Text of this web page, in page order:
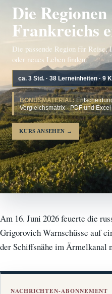
Die Regionen
Frankreichs
Die passende Region für Reise,
oder neues Leben finden.
ca. 3 Std. · 38 Lerneinheiten · 9
BONUSMATERIAL:
Vergleichsmatrix · PDF und Excel
KURS ANSEHEN →
Am 16. Juni 2026 feuerte die
Grigorovich Warnschüsse auf
der Schiffsnähe im Ärmelkanal
NACHRICHTEN-ABONNEMENT